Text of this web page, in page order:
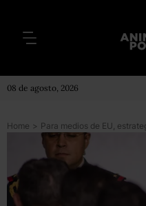
08 de agosto, 2026
Home >